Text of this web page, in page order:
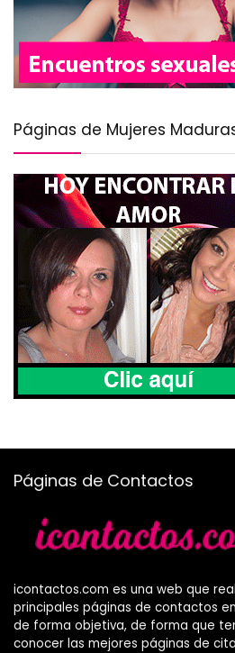
Páginas de Mujeres
Páginas de Contactos
icontactos.com es una web que
principales páginas de contactos
de forma objetiva, de forma que
conocer las mejores páginas de